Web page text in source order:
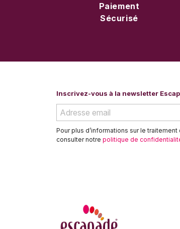
Paiement
Sécurisé
Inscrivez-vous à la newsletter
Pour plus d’informations sur le
consulter notre politique de